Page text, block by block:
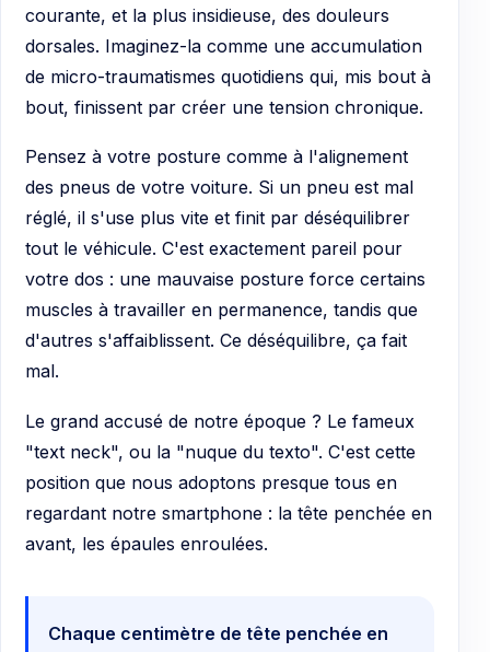
courante, et la plus insidieuse, des douleurs
dorsales. Imaginez-la comme une accumulation
de micro-traumatismes quotidiens qui, mis bout à
bout, finissent par créer une tension chronique.
Pensez à votre posture comme à l'alignement
des pneus de votre voiture. Si un pneu est mal
réglé, il s'use plus vite et finit par déséquilibrer
tout le véhicule. C'est exactement pareil pour
votre dos : une mauvaise posture force certains
muscles à travailler en permanence, tandis que
d'autres s'affaiblissent. Ce déséquilibre, ça fait
mal.
Le grand accusé de notre époque ? Le fameux
"text neck", ou la "nuque du texto". C'est cette
position que nous adoptons presque tous en
regardant notre smartphone : la tête penchée en
avant, les épaules enroulées.
Chaque centimètre de tête penchée en